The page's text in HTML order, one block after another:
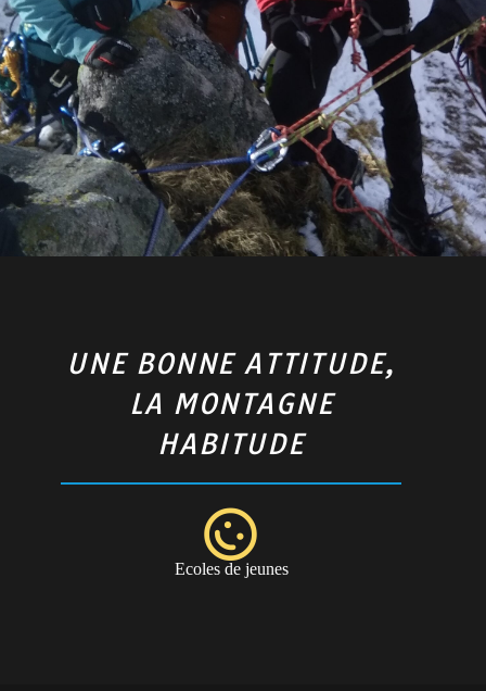
UNE BONNE ATTITUDE,
LA MONTAGNE
HABITUDE
Ecoles de jeunes